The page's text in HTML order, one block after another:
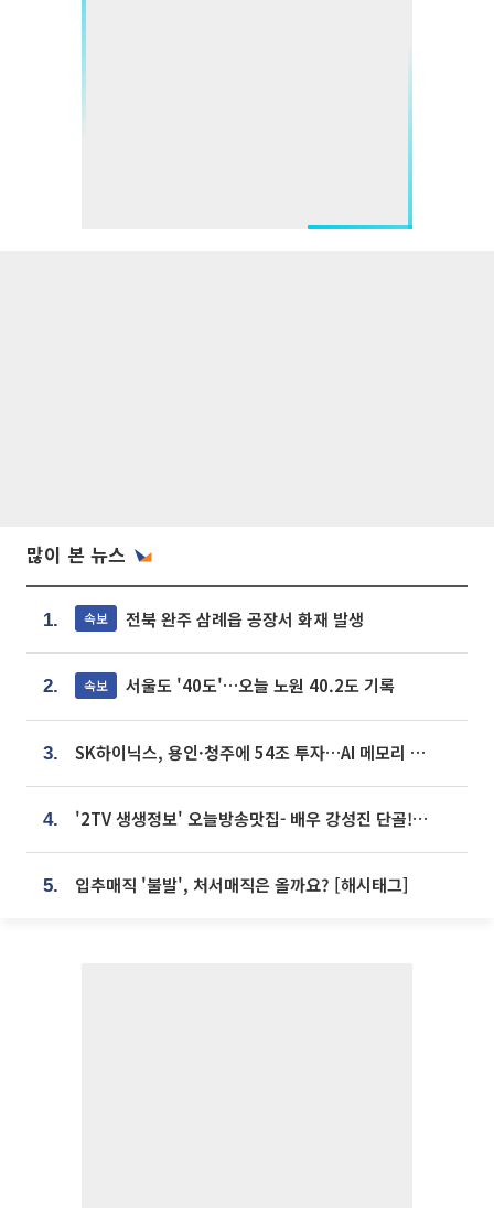
많이 본 뉴스
1. 속보 전북 완주 삼례읍 공장서 화재 발생
2. 속보 서울도 '40도'…오늘 노원 40.2도 기록
3. SK하이닉스, 용인·청주에 54조 투자…AI 메모리 생산기지 키운다
4. '2TV 생생정보' 오늘방송맛집- 배우 강성진 단골! 쌀국수ㆍ푸팟퐁 커리 맛집 '블○○○'
5. 입추매직 '불발', 처서매직은 올까요? [해시태그]